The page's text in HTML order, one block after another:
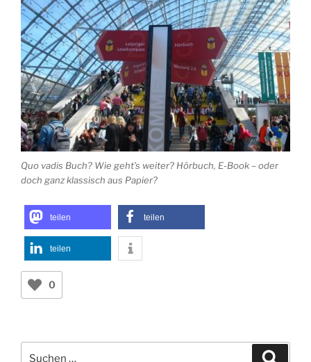
Quo vadis Buch? Wie geht’s weiter? Hörbuch, E-Book – oder
doch ganz klassisch aus Papier?
teilen teilen
teilen
0